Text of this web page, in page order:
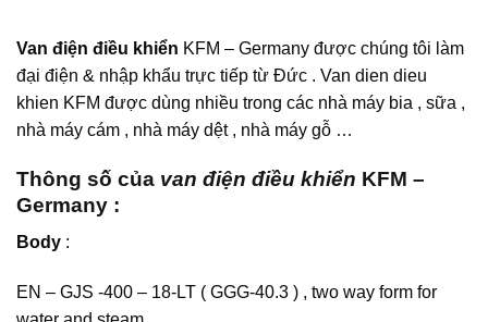
Van điện điều khiển KFM – Germany được chúng tôi làm
đại điện & nhập khẩu trực tiếp từ Đức . Van dien dieu
khien KFM được dùng nhiều trong các nhà máy bia , sữa ,
nhà máy cám , nhà máy dệt , nhà máy gỗ …
Thông số của van điện điều khiển KFM –
Germany :
Body :
EN – GJS -400 – 18-LT ( GGG-40.3 ) , two way form for